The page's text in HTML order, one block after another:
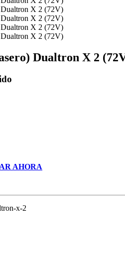
Dualtron X 2
AHORA
x-2